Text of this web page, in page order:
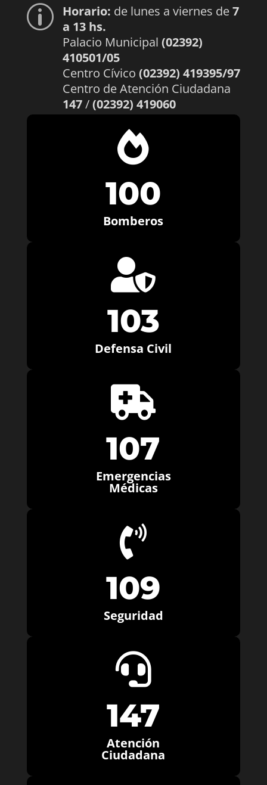
p Horario: de lunes a viernes de7
a 13 hs.
Palacio Municipal (02392)
410501/05
Centro Cívico (02392) 419395/97
Centro de Atención Ciudadana
147/(02392) 419060

100
Bomberos

103
Defensa Civil

107
Emergencias
Médicas

109
Seguridad

147
Atención
Ciudadana